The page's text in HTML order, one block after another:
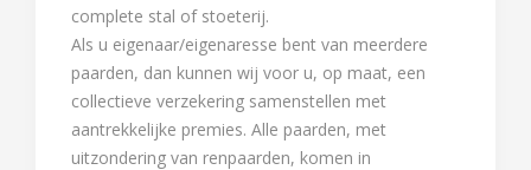
complete stal of stoeterij.
Als u eigenaar/eigenaresse bent van meerdere
paarden, dan kunnen wij voor u, op maat, een
collectieve verzekering samenstellen met
aantrekkelijke premies. Alle paarden, met
uitzondering van renpaarden, komen in